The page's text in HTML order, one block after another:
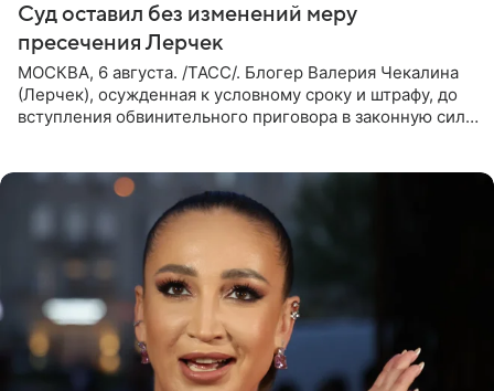
Суд оставил без изменений меру
пресечения Лерчек
МОСКВА, 6 августа. /ТАСС/. Блогер Валерия Чекалина
(Лерчек), осужденная к условному сроку и штрафу, до
вступления обвинительного приговора в законную силу